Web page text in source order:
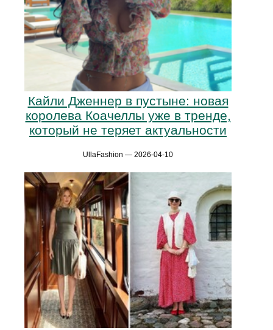
Кайли Дженнер в пустыне: новая
королева Коачеллы уже в тренде,
который не теряет актуальности
UllaFashion — 2026-04-10